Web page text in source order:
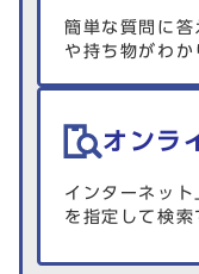
簡単な質問に答
や持ち物がわか
オンラ
インターネッ
を指定して検索